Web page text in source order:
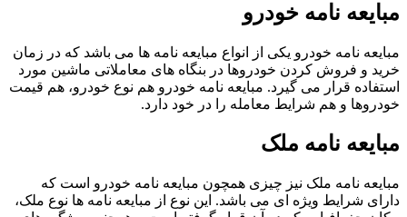
مبایعه نامه خودرو
مبایعه نامه خودرو یکی از انواع مبایعه نامه ها می باشد که در زمان
خرید و فروش کردن خودروها در بنگاه های معاملاتی ماشین مورد
استفاده قرار می گیرد. مبایعه نامه خودرو هم نوع خودرو، هم قیمت
خودروها و هم شرایط معامله را در خود دارد.
مبایعه نامه ملک
مبایعه نامه ملک نیز چیزی همچون مبایعه نامه خودرو است که
دارای شرایط ویژه ای می باشد. این نوع از مبایعه نامه ها نوع ملک،